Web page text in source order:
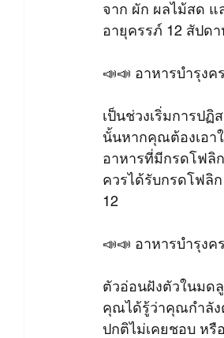
จาก ผัก ผลไม้สด แ
อายุครรภ์ 12 สัปดา
📣📣 อาหารบำรุง
เป็นช่วงเริ่มการปฏิ
นั้นหากคุณต้องเอา
อาหารที่มีกรดโฟลิ
ควรได้รับกรดโฟลิ
12
📣📣 อาหารบำรุง
ตัวอ่อนฝังตัวในมด
คุณได้รู้ว่าคุณกำลัง
ปกติไม่เคยชอบ หรื